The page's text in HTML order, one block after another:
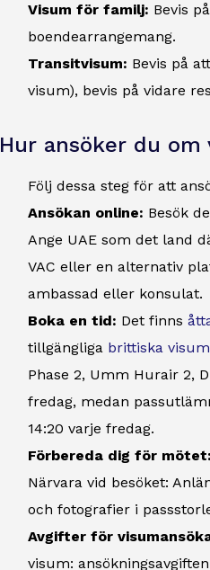
Visum för familj: Bevis
boendearrangemang.
Transitvisum: Bevis på
visum), bevis på vidare
Hur ansöker du
Följ dessa steg för att
Ansökan online: Besök
Ange UAE som det land
VAC eller en alternativ
ambassad eller konsulat.
Boka en tid: Det finns
tillgängliga brittiska
Phase 2, Umm Hurair 2,
fredag, medan
14:20 varje fredag.
Förbereda dig för mötet:
Närvara vid besöket:
och fotografier i
Avgifter för
visum: